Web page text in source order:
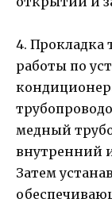
4. Прокладка
работы по
медный
внутренний
Затем